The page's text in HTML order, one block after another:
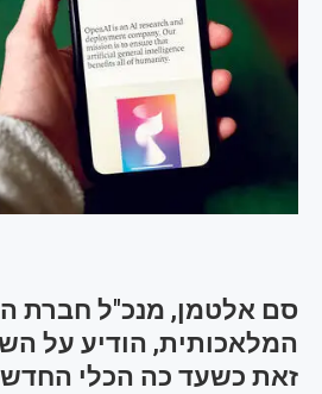
סם אלטמן, מנכ"ל חברת
זאת כשעד כה הכלי החדש